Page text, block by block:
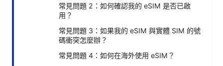
常見問題 2：如何確認我的 eSIM 是否已啟
用？
常見問題 3：如果我的 eSIM 與實體 SIM 的號
碼衝突怎麼辦？
常見問題 4：如何在海外使用 eSIM？